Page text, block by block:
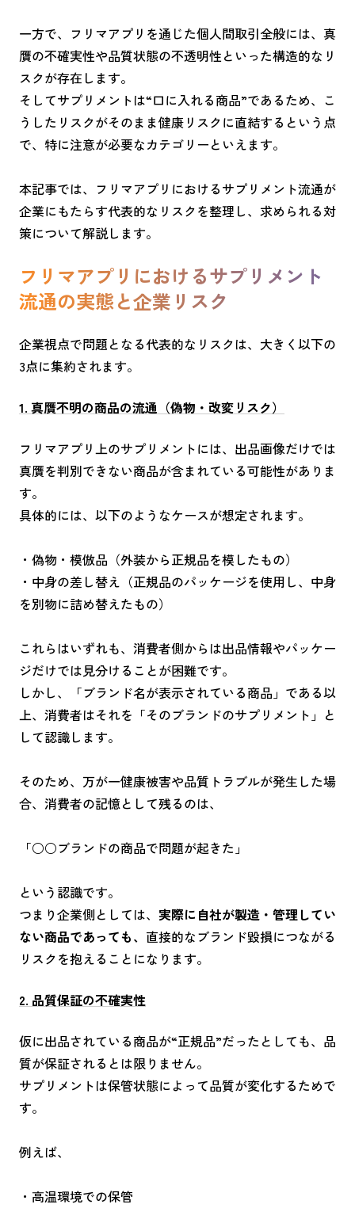
一方で、フリマアプリを通じた個人間取引全般には、真
贋の不確実性や品質状態の不透明性といった構造的なリ
スクが存在します。
そしてサプリメントは“口に入れる商品”であるため、こ
うしたリスクがそのまま健康リスクに直結するという点
で、特に注意が必要なカテゴリーといえます。
本記事では、フリマアプリにおけるサプリメント流通が
企業にもたらす代表的なリスクを整理し、求められる対
策について解説します。
フリマアプリにおけるサプリメント
流通の実態と企業リスク
企業視点で問題となる代表的なリスクは、大きく以下の
3点に集約されます。
1. 真贋不明の商品の流通（偽物・改変リスク）
フリマアプリ上のサプリメントには、出品画像だけでは
真贋を判別できない商品が含まれている可能性がありま
す。
具体的には、以下のようなケースが想定されます。
・偽物・模倣品（外装から正規品を模したもの）
・中身の差し替え（正規品のパッケージを使用し、中身
を別物に詰め替えたもの）
これらはいずれも、消費者側からは出品情報やパッケー
ジだけでは見分けることが困難です。
しかし、「ブランド名が表示されている商品」である以
上、消費者はそれを「そのブランドのサプリメント」と
して認識します。
そのため、万が一健康被害や品質トラブルが発生した場
合、消費者の記憶として残るのは、
「○○ブランドの商品で問題が起きた」
という認識です。
つまり企業側としては、 実際に自社が製造・管理してい
ない商品であっても、 直接的なブランド毀損につながる
リスクを抱えることになります。
2. 品質保証の不確実性
仮に出品されている商品が“正規品”だったとしても、品
質が保証されるとは限りません。
サプリメントは保管状態によって品質が変化するためで
す。
例えば、
・高温環境での保管